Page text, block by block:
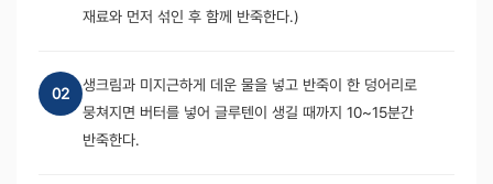
재료와 먼저 섞인 후 함께 반죽한다.)
02
생크림과 미지근하게 데운 물을 넣고 반죽이 한 덩어리로
뭉쳐지면 버터를 넣어 글루텐이 생길 때까지 10~15분간
반죽한다.